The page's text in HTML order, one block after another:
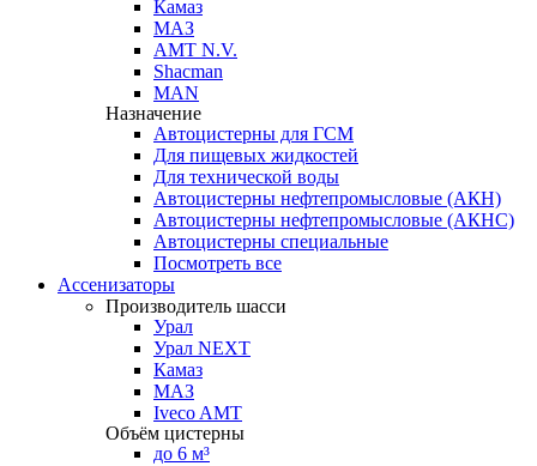
Камаз
МАЗ
AMT N.V.
Shacman
MAN
Назначение
Автоцистерны для ГСМ
Для пищевых жидкостей
Для технической воды
Автоцистерны нефтепромысловые (АКН)
Автоцистерны нефтепромысловые (АКНС)
Автоцистерны специальные
Посмотреть все
Ассенизаторы
Производитель шасси
Урал
Урал NEXT
Камаз
МАЗ
Iveco AMT
Объём цистерны
до 6 м³